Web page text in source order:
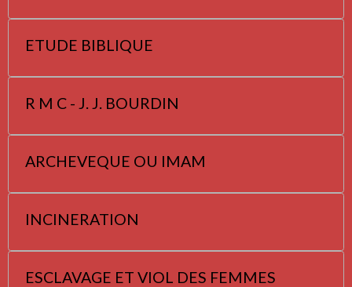
ETUDE BIBLIQUE
R M C - J. J. BOURDIN
ARCHEVEQUE OU IMAM
INCINERATION
ESCLAVAGE ET VIOL DES FEMMES